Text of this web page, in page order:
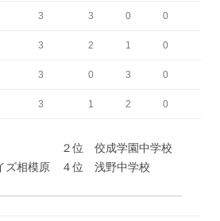
3 3 0 0
3 2 1 0
3 0 3 0
3 1 2 0
校 ２位 佼成学園中学校
ズ相模原 ４位 浅野中学校